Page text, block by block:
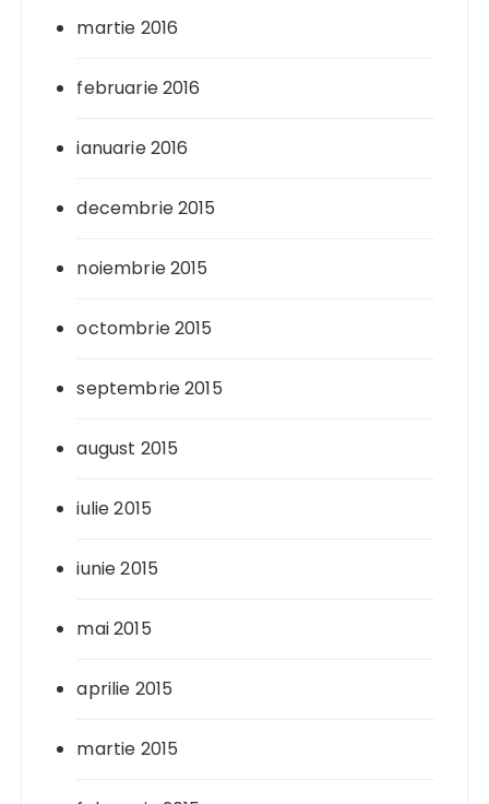
martie 2016
februarie 2016
ianuarie 2016
decembrie 2015
noiembrie 2015
octombrie 2015
septembrie 2015
august 2015
iulie 2015
iunie 2015
mai 2015
aprilie 2015
martie 2015